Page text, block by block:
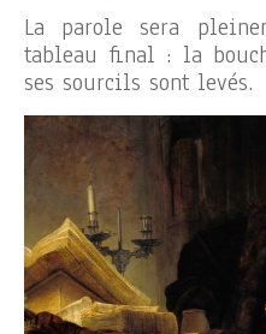
La parole sera
tableau final : la
ses sourcils sont levés.